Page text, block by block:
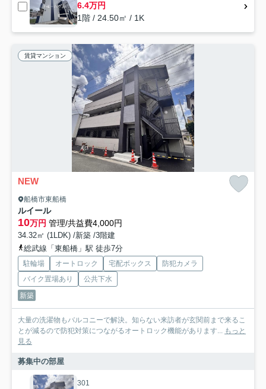
6.4万円
1階 / 24.50㎡ / 1K
賃貸マンション
NEW
船橋市東船橋
ルイール
10万円 管理/共益費4,000円
34.32㎡ (1LDK) /新築 /3階建
総武線「東船橋」駅 徒歩7分
駐輪場 オートロック 宅配ボックス
防犯カメラ
バイク置場あり
公共下水
新築
大量の洗濯物もバルコニーで解決。知らない来訪者が玄関前まで来るこ
とが減るので防犯対策につながるオートロック機能があります... もっと
見る
募集中の部屋
301